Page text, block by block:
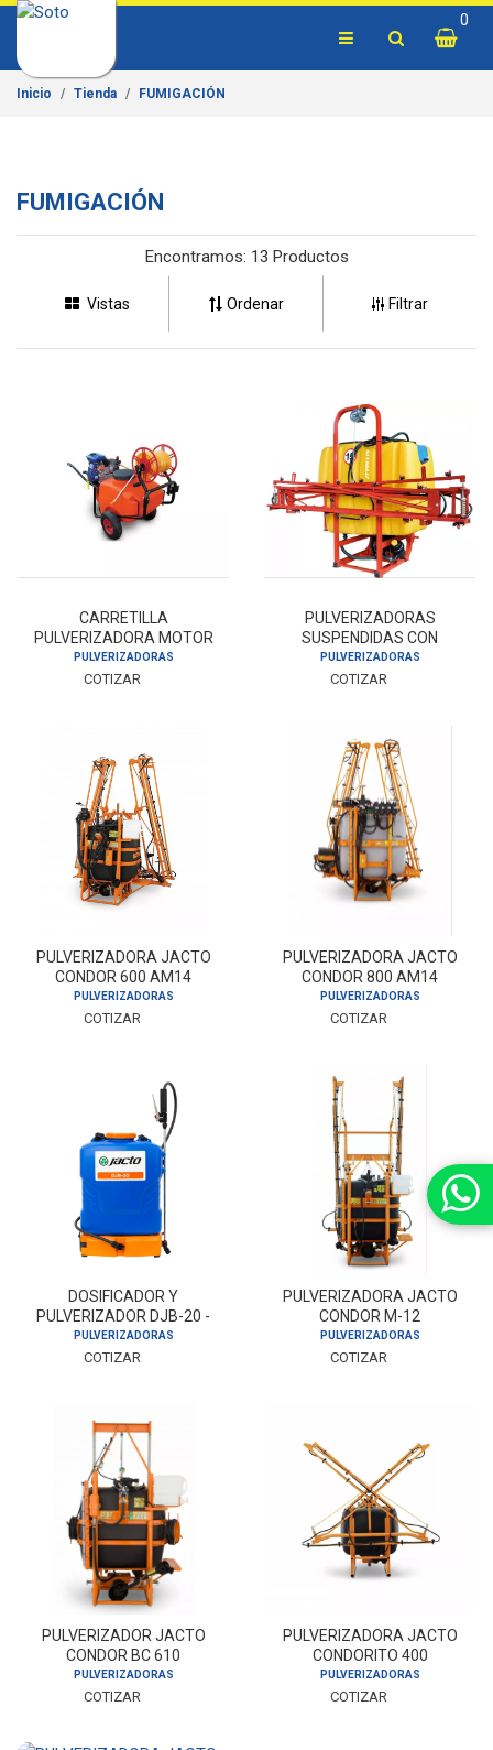
0
Inicio Tienda FUMIGACIÓN
FUMIGACIÓN
Encontramos: 13 Productos
Vistas Ordenar Filtrar
CARRETILLA
PULVERIZADORA MOTOR
GASOLINA 4T-100LT
PULVERIZADORAS
COTIZAR
PULVERIZADORAS
SUSPENDIDAS CON
BARRA 600L 12M
PULVERIZADORAS
COTIZAR
PULVERIZADORA JACTO
CONDOR 600 AM14
PULVERIZADORAS
COTIZAR
PULVERIZADORA JACTO
CONDOR 800 AM14
PULVERIZADORAS
COTIZAR
DOSIFICADOR Y
PULVERIZADOR DJB-20 -
JACTO
PULVERIZADORAS
COTIZAR
PULVERIZADORA JACTO
CONDOR M-12
PULVERIZADORAS
COTIZAR
PULVERIZADOR JACTO
CONDOR BC 610
PECUARIA
PULVERIZADORAS
COTIZAR
PULVERIZADORA JACTO
CONDORITO 400
PULVERIZADORAS
COTIZAR